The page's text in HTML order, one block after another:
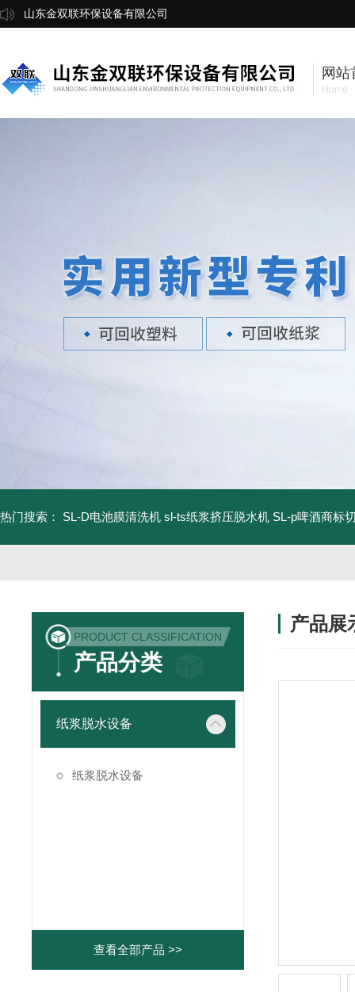
山东金双联环保设备有限公司
网站
Home
热门搜索： SL-D电池膜清洗机 sl-ts纸浆挤压脱水机 SL-p啤酒商标
PRODUCT CLASSIFICATION
产品分类
纸浆脱水设备
纸浆脱水设备
查看全部产品 >>
产品展